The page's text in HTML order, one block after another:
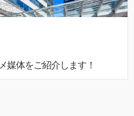
媒体をご紹介します！